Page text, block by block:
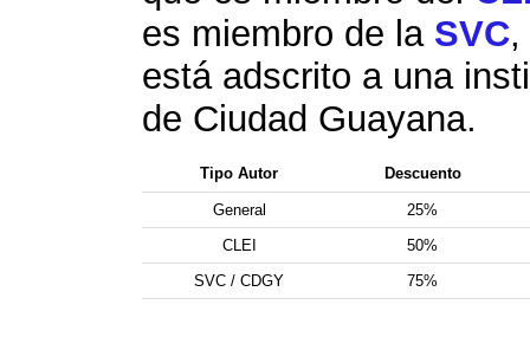
es miembro de la SVC
está adscrito a una
de Ciudad Guayana.
Tipo Autor Descuento
General
25%
CLEI
50%
SVC / CDGY
75%